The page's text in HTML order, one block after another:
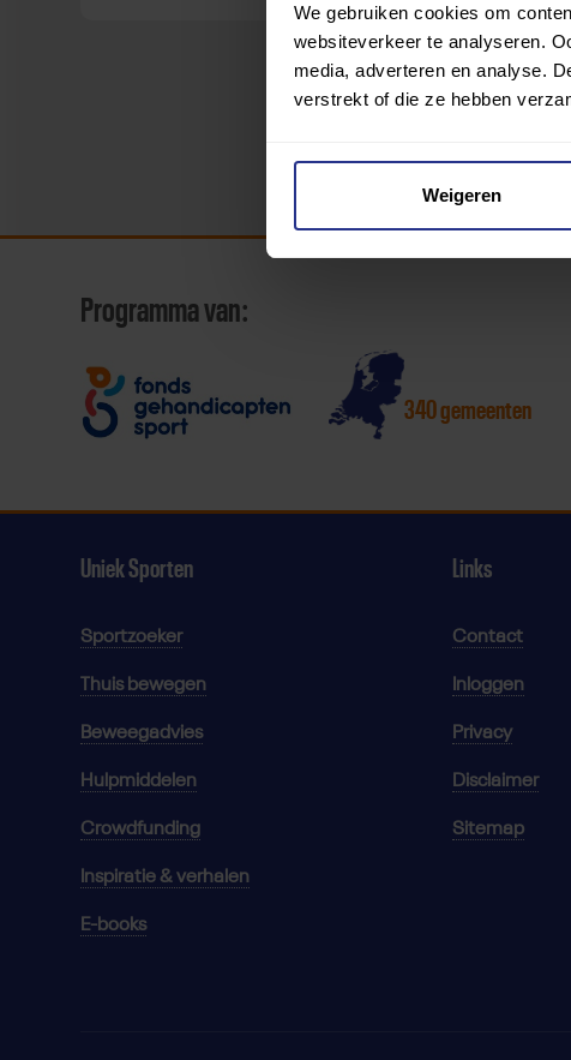
We gebruiken cookies om
websiteverkeer te analyseren.
media, adverteren en analyse.
verstrekt of die ze hebben
Weigeren
Programma van:
340 gemeenten
Uniek Sporten
Sportzoeker
Thuis bewegen
Beweegadvies
Hulpmiddelen
Crowdfunding
Inspiratie & verhalen
E-books
Links
Contact
Inloggen
Privacy
Disclaimer
Sitemap